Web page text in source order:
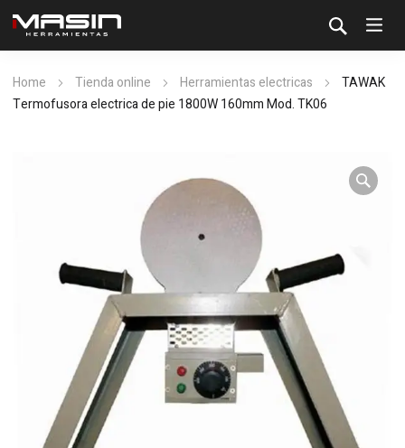
Home Tienda online Herramientas electricas
TAWAK
Termofusora electrica de pie 1800W 160mm Mod. TK06